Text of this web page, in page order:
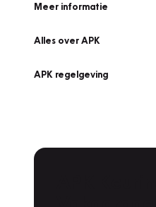
Meer informatie
Alles over APK
APK regelgeving